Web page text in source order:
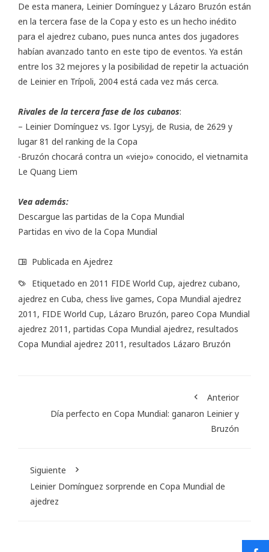
De esta manera, Leinier Domínguez y Lázaro Bruzón están
en la tercera fase de la Copa y esto es un hecho inédito
para el ajedrez cubano, pues nunca antes dos jugadores
habían avanzado tanto en este tipo de eventos. Ya están
entre los 32 mejores y la posibilidad de repetir la actuación
de Leinier en Trípoli, 2004 está cada vez más cerca.
Rivales de la tercera fase de los cubanos:
– Leinier Domínguez vs. Igor Lysyj, de Rusia, de 2629 y
lugar 81 del ranking de la Copa
-Bruzón chocará contra un «viejo» conocido, el vietnamita
Le Quang Liem
Vea además:
Descargue las partidas de la Copa Mundial
Partidas en vivo de la Copa Mundial
Publicada en Ajedrez
Etiquetado en 2011 FIDE World Cup, ajedrez cubano,
ajedrez en Cuba, chess live games, Copa Mundial ajedrez
2011 , FIDE World Cup, Lázaro Bruzón, pareo Copa Mundial
ajedrez 2011 , partidas Copa Mundial ajedrez, resultados
Copa Mundial ajedrez 2011 , resultados Lázaro Bruzón
Anterior
Día perfecto en Copa Mundial: ganaron Leinier y
Bruzón
Siguiente
Leinier Domínguez sorprende en Copa Mundial de
ajedrez